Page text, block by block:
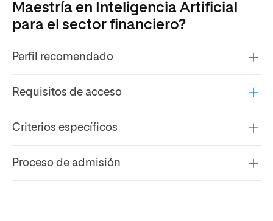
Maestría en Inteligencia Artificial
para el sector financiero?
Perfil recomendado
Requisitos de acceso
Criterios específicos
Proceso de admisión